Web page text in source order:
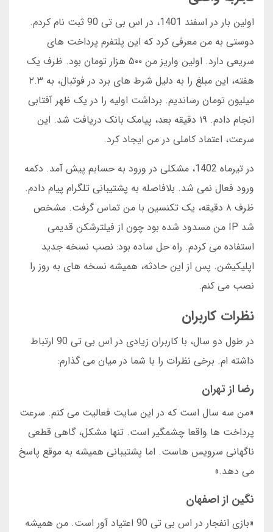
اولین بار در اسفند 1401، در اس بی تی 90 ثبت نام کردم.
دوستی به من معرفی کرد که این پلتفرم پرداخت های
سریعی دارد. اولین واریز من ۵۰۰ هزار تومان بود. ظرف یک
هفته، این مبلغ را به دلیل شرط های برد در فوتبال، به ۲.۳
میلیون تومان رساندیم. برداشت اولیه را در یک ظهر آفتابی
انجام دادم. ۱۹ دقیقه بعد، پیامک بانک دریافت شد. این
سرعت، اعتماد کاملی در من ایجاد کرد.
در تیرماه 1402، مشکلی در ورود به حسابم پیش آمد. دکمه
ورود فعال نمی شد. بلافاصله به پشتیبانی تلگرام پیام دادم.
ظرف ۸ دقیقه، یک تکنسین با من تماس گرفت. مشخص
شد IP من مسدود شده بود چون از فیلترشکن قدیمی
استفاده می کردم. راه حل ساده بود: نصب نسخه جدید
اپلیکیشن. پس از این حادثه، همیشه نسخه های به روز را
نصب می کنم.
نظرات کاربران
در طول دو سال، با کاربران زیادی در اس بی تی 90 ارتباط
داشته ام. برخی نظرات را با شما در میان می گذارم:
رضا از تهران
«من سه سال است که در این سایت فعالیت می کنم. سرعت
پرداخت ها واقعا چشمگیر است. تنها مشکل، گاهی قطعی
ناگهانی سرویس هاست. اما پشتیبانی همیشه به موقع پاسخ
می دهد.»
نگین از اصفهان
«بازی انفجار در اس بی تی 90 اعتیاد آور است. من همیشه